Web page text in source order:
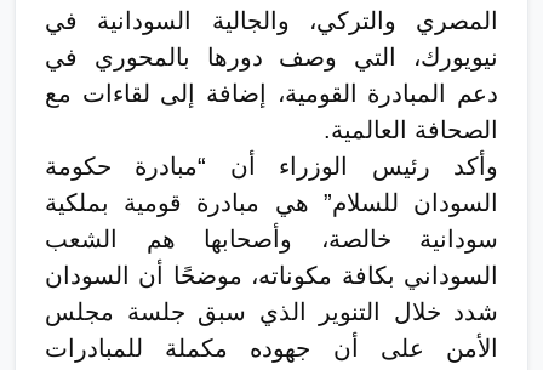
المصري والتركي، والجالية السودانية في
نيويورك، التي وصف دورها بالمحوري في
دعم المبادرة القومية، إضافة إلى لقاءات مع
الصحافة العالمية.
وأكد رئيس الوزراء أن “مبادرة حكومة
السودان للسلام” هي مبادرة قومية بملكية
سودانية خالصة، وأصحابها هم الشعب
السوداني بكافة مكوناته، موضحًا أن السودان
شدد خلال التنوير الذي سبق جلسة مجلس
الأمن على أن جهوده مكملة للمبادرات